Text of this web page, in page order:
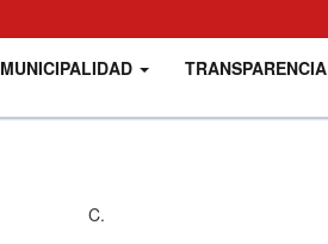
MUNICIPALIDAD TRANSPARENCIA
C.